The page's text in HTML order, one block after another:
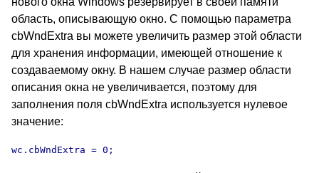
область, описывающую окно. С помощью параметра
cbWndExtra вы можете увеличить размер этой области
для хранения информации, имеющей отношение к
создаваемому окну. В нашем случае размер области
описания окна не увеличивается, поэтому для
заполнения поля cbWndExtra используется нулевое
значение:
wc.cbWndExtra = 0;